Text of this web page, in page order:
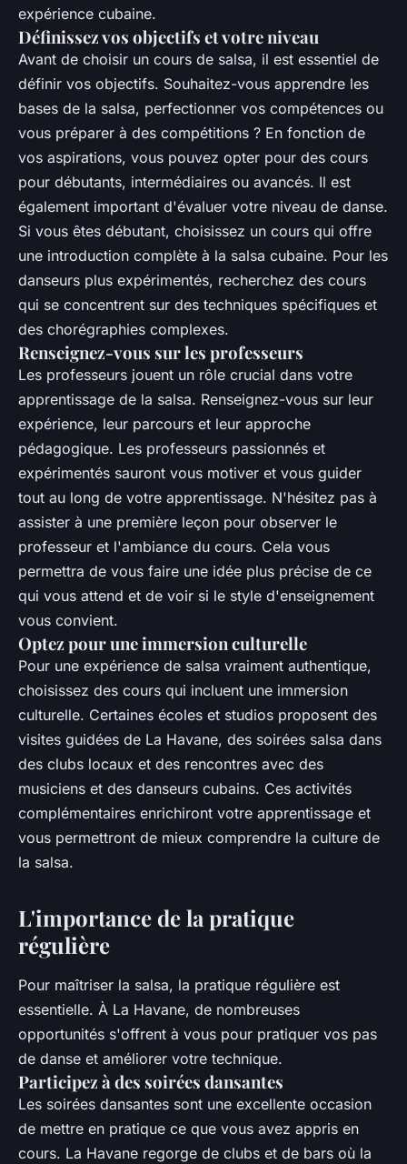
expérience cubaine.
Définissez vos objectifs et votre niveau
Avant de choisir un cours de salsa, il est essentiel de
définir vos objectifs. Souhaitez-vous apprendre les
bases de la salsa, perfectionner vos compétences ou
vous préparer à des compétitions ? En fonction de
vos aspirations, vous pouvez opter pour des cours
pour débutants, intermédiaires ou avancés. Il est
également important d'évaluer votre niveau de danse.
Si vous êtes débutant, choisissez un cours qui offre
une introduction complète à la salsa cubaine. Pour les
danseurs plus expérimentés, recherchez des cours
qui se concentrent sur des techniques spécifiques et
des chorégraphies complexes.
Renseignez-vous sur les professeurs
Les professeurs jouent un rôle crucial dans votre
apprentissage de la salsa. Renseignez-vous sur leur
expérience, leur parcours et leur approche
pédagogique. Les professeurs passionnés et
expérimentés sauront vous motiver et vous guider
tout au long de votre apprentissage. N'hésitez pas à
assister à une première leçon pour observer le
professeur et l'ambiance du cours. Cela vous
permettra de vous faire une idée plus précise de ce
qui vous attend et de voir si le style d'enseignement
vous convient.
Optez pour une immersion culturelle
Pour une expérience de salsa vraiment authentique,
choisissez des cours qui incluent une immersion
culturelle. Certaines écoles et studios proposent des
visites guidées de La Havane, des soirées salsa dans
des clubs locaux et des rencontres avec des
musiciens et des danseurs cubains. Ces activités
complémentaires enrichiront votre apprentissage et
vous permettront de mieux comprendre la culture de
la salsa.
L'importance de la pratique
régulière
Pour maîtriser la salsa, la pratique régulière est
essentielle. À La Havane, de nombreuses
opportunités s'offrent à vous pour pratiquer vos pas
de danse et améliorer votre technique.
Participez à des soirées dansantes
Les soirées dansantes sont une excellente occasion
de mettre en pratique ce que vous avez appris en
cours. La Havane regorge de clubs et de bars où la